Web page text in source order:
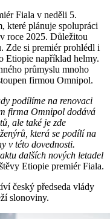
Fiala v neděli 5.
které plánuje spolupráci
roce 2025. Důležitou
Zde si premiér prohlédl i
Etiopie například helmy.
průmyslu mnoho
firmou Omnipol.
podílíme na renovaci
firma Omnipol dodává
ale také je zde
která se podílí na
v této dovednosti.
dalších nových letadel
Etiopie premiér Fiala.
český předseda vlády
slonoviny.